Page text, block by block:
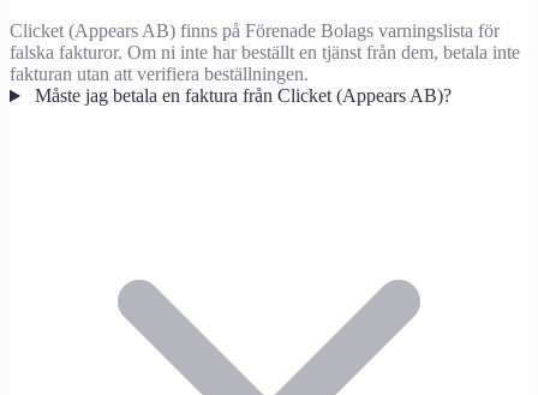
Clicket (Appears AB) finns på Förenade Bolags varningslista för
falska fakturor. Om ni inte har beställt en tjänst från dem, betala inte
fakturan utan att verifiera beställningen.
Måste jag betala en faktura från Clicket (Appears AB)?